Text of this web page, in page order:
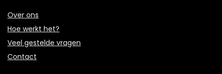
Over ons
Hoe werkt het?
Veel gestelde vragen
Contact